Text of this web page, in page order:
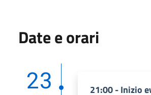
Date e orari
23 21:00 - Inizio